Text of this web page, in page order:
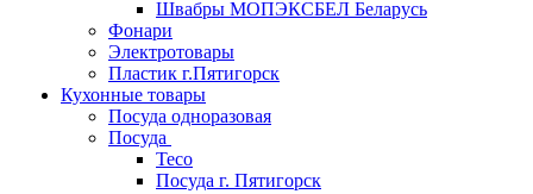
Швабры МОПЭКСБЕЛ Беларусь
Фонари
Электротовары
Пластик г.Пятигорск
Кухонные товары
Посуда одноразовая
Посуда
Teco
Посуда г. Пятигорск